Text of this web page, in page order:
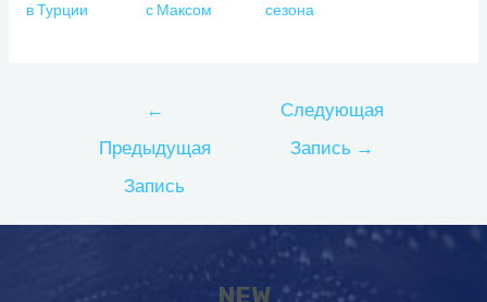
в Турции
с Максом
сезона
записям
←
Предыдущая
Запись
Следующая
Запись →
NEW